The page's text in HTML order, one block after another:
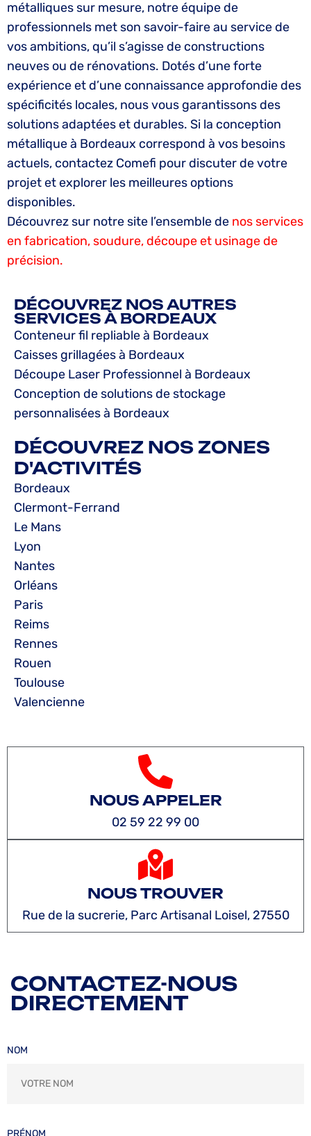
métalliques sur mesure, notre équipe de
professionnels met son savoir-faire au service de
vos ambitions, qu’il s’agisse de constructions
neuves ou de rénovations. Dotés d’une forte
expérience et d’une connaissance approfondie des
spécificités locales, nous vous garantissons des
solutions adaptées et durables. Si la conception
métallique à Bordeaux correspond à vos besoins
actuels, contactez Comefi pour discuter de votre
projet et explorer les meilleures options
disponibles.
Découvrez sur notre site l’ensemble de nos services
en fabrication, soudure, découpe et usinage de
précision.
DÉCOUVREZ NOS AUTRES
SERVICES À BORDEAUX
Conteneur fil repliable à Bordeaux
Caisses grillagées à Bordeaux
Découpe Laser Professionnel à Bordeaux
Conception de solutions de stockage
personnalisées à Bordeaux
DÉCOUVREZ NOS ZONES
D'ACTIVITÉS
Bordeaux
Clermont-Ferrand
Le Mans
Lyon
Nantes
Orléans
Paris
Reims
Rennes
Rouen
Toulouse
Valencienne
NOUS APPELER
02 59 22 99 00
NOUS TROUVER
Rue de la sucrerie, Parc Artisanal Loisel, 27550
CONTACTEZ-NOUS
DIRECTEMENT
NOM
PRÉNOM